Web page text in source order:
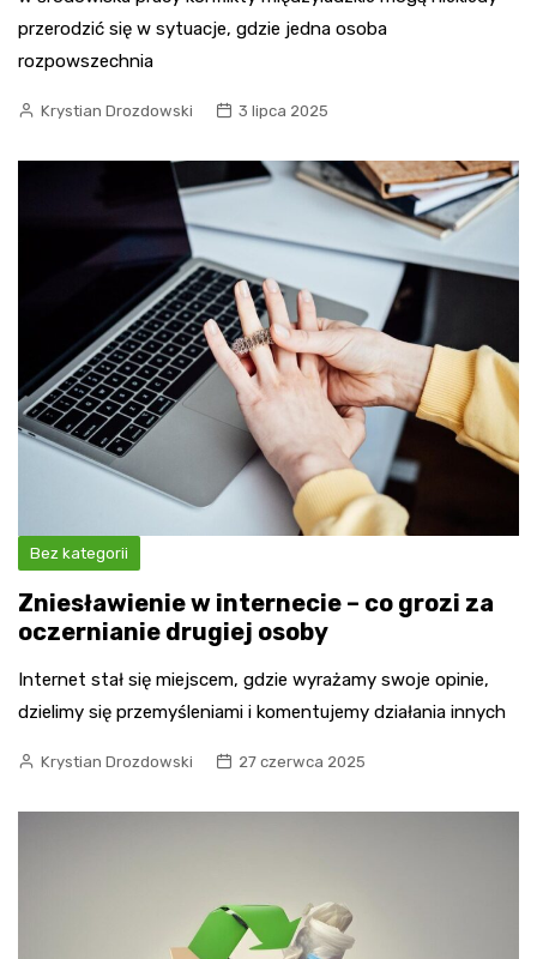
przerodzić się w sytuacje, gdzie jedna osoba
rozpowszechnia
Krystian Drozdowski 3 lipca 2025
Bez kategorii
Zniesławienie w internecie – co grozi za
oczernianie drugiej osoby
Internet stał się miejscem, gdzie wyrażamy swoje opinie,
dzielimy się przemyśleniami i komentujemy działania innych
Krystian Drozdowski 27 czerwca 2025